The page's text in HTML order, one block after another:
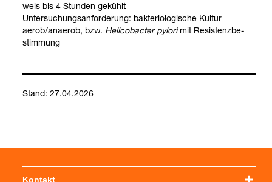
weis bis 4 Stun­den gekühlt
Unter­su­chungs­an­for­de­rung: bak­te­rio­lo­gi­sche Kul­tur
aerob/anae­rob, bzw. Heli­co­bac­ter pylorimit Resis­tenz­be­
stim­mung
Stand: 27.04.2026
Kontakt